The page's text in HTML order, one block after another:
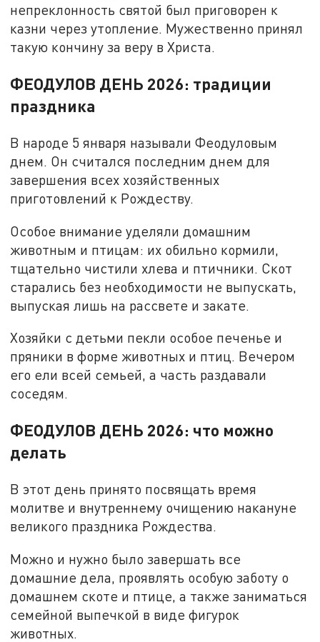
непреклонность святой был приговорен к
казни через утопление. Мужественно принял
такую кончину за веру в Христа.
ФЕОДУЛОВ ДЕНЬ 2026: традиции
праздника
В народе 5 января называли Феодуловым
днем. Он считался последним днем для
завершения всех хозяйственных
приготовлений к Рождеству.
Особое внимание уделяли домашним
животным и птицам: их обильно кормили,
тщательно чистили хлева и птичники. Скот
старались без необходимости не выпускать,
выпуская лишь на рассвете и закате.
Хозяйки с детьми пекли особое печенье и
пряники в форме животных и птиц. Вечером
его ели всей семьей, а часть раздавали
соседям.
ФЕОДУЛОВ ДЕНЬ 2026: что можно
делать
В этот день принято посвящать время
молитве и внутреннему очищению накануне
великого праздника Рождества.
Можно и нужно было завершать все
домашние дела, проявлять особую заботу о
домашнем скоте и птице, а также заниматься
семейной выпечкой в виде фигурок
животных.